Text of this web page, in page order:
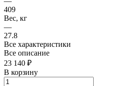
409
Вес, кг
—
27.8
Все характеристики
Все описание
23 140 ₽
В корзину